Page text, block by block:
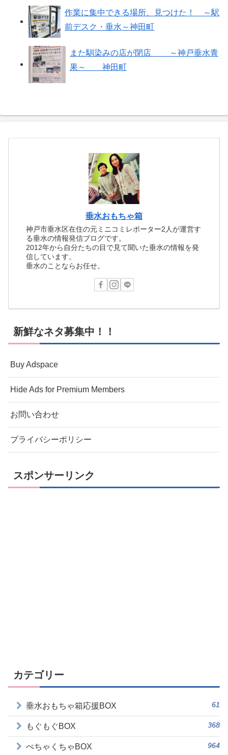
作業に集中できる場所、見つけた！ ～駅
前デスク・垂水～神田町
また馴染みの店が閉店 ～神戸垂水青
果～ 神田町
垂水おもちゃ箱
神戸市垂水区在住の元ミニコミレポーター2人が運営す
る垂水の情報発信ブログです。
2012年から自分たちの目で見て聞いた垂水の情報を発
信しています。
垂水のことならお任せ。
新鮮なネタ募集中！！
Buy Adspace
Hide Ads for Premium Members
お問い合わせ
プライバシーポリシー
スポンサーリンク
カテゴリー
垂水おもちゃ箱応援BOX 61
もぐもぐBOX 368
ぺちゃくちゃBOX 964